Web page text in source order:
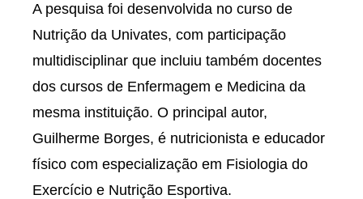
A pesquisa foi desenvolvida no curso de
Nutrição da Univates, com participação
multidisciplinar que incluiu também docentes
dos cursos de Enfermagem e Medicina da
mesma instituição. O principal autor,
Guilherme Borges, é nutricionista e educador
físico com especialização em Fisiologia do
Exercício e Nutrição Esportiva.